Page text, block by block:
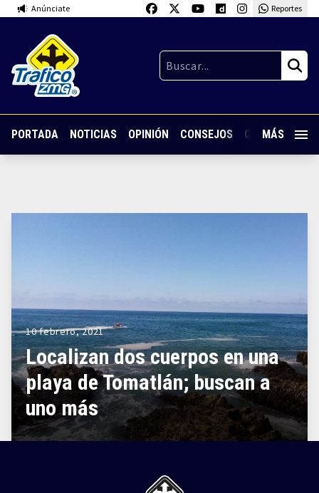
Anúnciate Reportes
PORTADA NOTICIAS OPINIÓN CONSEJOS GUARDIA
MÁS
10 febrero, 2021
Localizan dos cuerpos en una
playa de Tomatlán; buscan a
uno más